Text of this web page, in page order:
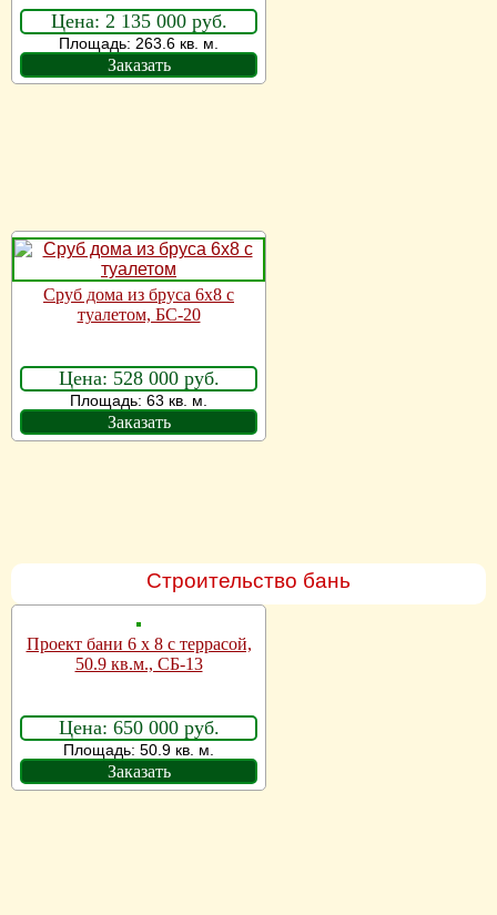
Цена: 2 135 000 руб.
Площадь: 263.6 кв. м.
Заказать
Сруб дома из бруса 6х8 с
туалетом, БС-20
Цена: 528 000 руб.
Площадь: 63 кв. м.
Заказать
Строительство бань
Проект бани 6 х 8 с террасой,
50.9 кв.м., СБ-13
Цена: 650 000 руб.
Площадь: 50.9 кв. м.
Заказать